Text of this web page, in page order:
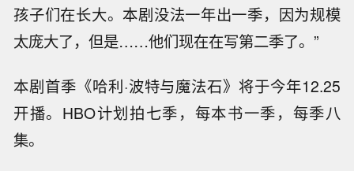
孩子们在长大。本剧没法一年出一季，因为规模
太庞大了，但是……他们现在在写第二季了。”
本剧首季《哈利·波特与魔法石》将于今年12.25
开播。HBO计划拍七季，每本书一季，每季八
集。